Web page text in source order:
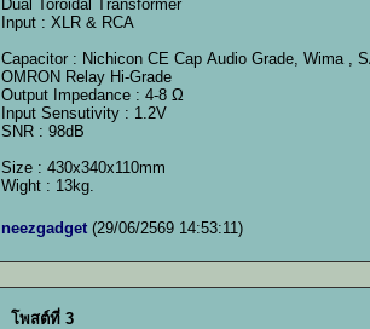
Dual Toroidal Transformer
Input : XLR & RCA
Capacitor : Nichicon CE Cap Audio Grade, Wima ,
OMRON Relay Hi-Grade
Output Impedance : 4-8 Ω
Input Sensutivity : 1.2V
SNR : 98dB
Size : 430x340x110mm
Wight : 13kg.
neezgadget (29/06/2569 14:53:11)
โพสต์ที่ 3